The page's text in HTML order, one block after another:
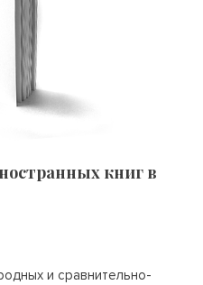
книг в
и сравнительно-